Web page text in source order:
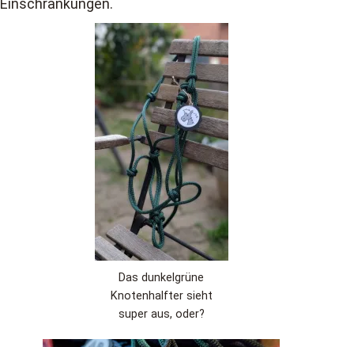
Einschränkungen.
Das dunkelgrüne
Knotenhalfter sieht
super aus, oder?